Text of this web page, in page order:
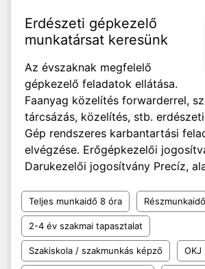
Erdészeti gépkezelő
munkatársat keresünk
Az évszaknak megfelelő
gépkezelő feladatok ellátása.
Faanyag közelítés forwarderrel,
tárcsázás, közelítés, stb.
Gép rendszeres karbantartási
elvégzése. Erőgépkezelői
Darukezelői jogosítvány Precíz,
Teljes munkaidő 8 óra
2-4 év szakmai tapasztalat
Szakiskola / szakmunkás képző OKJ